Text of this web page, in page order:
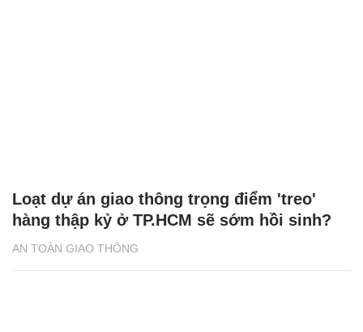
AN TOÀN GIAO THÔNG
Loạt dự án giao thông trọng điểm 'treo'
hàng thập kỷ ở TP.HCM sẽ sớm hồi sinh?